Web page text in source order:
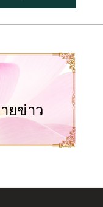
ยข่าว